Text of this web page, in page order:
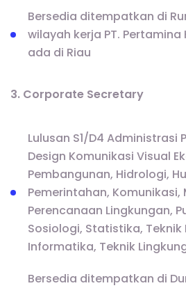
Bersedia ditempatkan di
wilayah kerja PT. Pertamina
ada di Riau
3. Corporate Secretary
Lulusan S1/D4 Administrasi
Design Komunikasi Visual
Pembangunan, Hidrologi,
Pemerintahan, Komunikasi,
Perencanaan Lingkungan,
Sosiologi, Statistika, Teknik
Informatika, Teknik
Bersedia ditempatkan di